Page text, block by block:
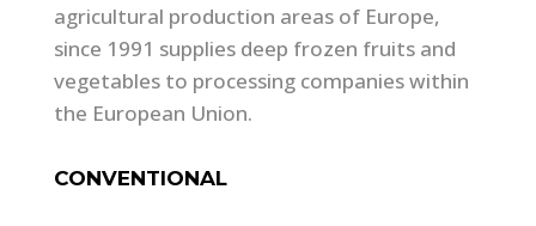
agricultural production areas of Europe,
since 1991 supplies deep frozen fruits and
vegetables to processing companies within
the European Union.
CONVENTIONAL